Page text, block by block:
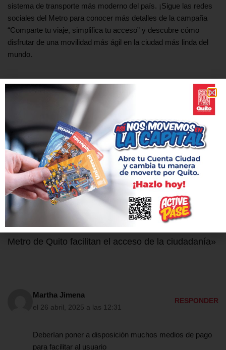
sistema de transporte más moderno del país. ¡Sigue las redes
sociales del Metro para conocer más detalles de la campaña
“Comparte tu viaje, simplifica tu acceso” y descubre cómo
disfrutar de una movilidad más ágil en la ciudad más linda del
mundo.
METRO DE QUITO
ANTERIOR
Afluencia en el Metro de Quito
rompe récords: 4,9 millones
de viajes en octubre
SIGUIENTE
Metro de Quito llega a los 50
millones de viajes en su
primer año de operaciones
1 comentario en «Nuevas opciones para ingresar al
Metro de Quito facilitan el acceso de la ciudadanía»
Martha Jimena
el 26 abril, 2025 a las 12:31
RESPONDER
Deberían poner a disposición muchos medios de pago
para facilitar al usuario